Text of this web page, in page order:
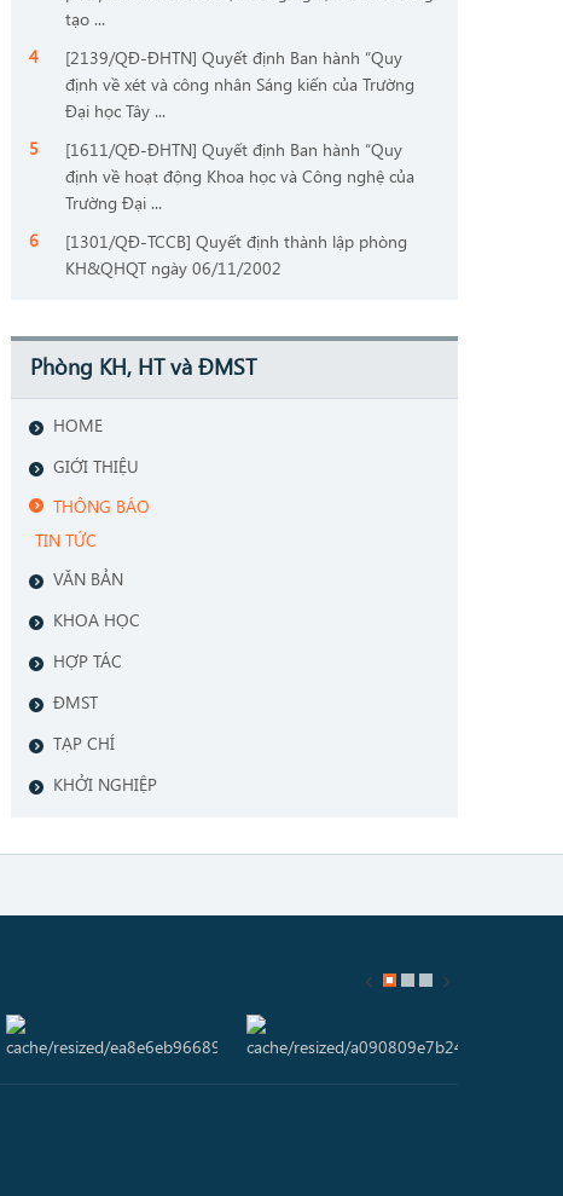
tạo ...
[2139/QĐ-ĐHTN] Quyết định Ban hành “Quy
định về xét và công nhân Sáng kiến của Trường
Đại học Tây ...
[1611/QĐ-ĐHTN] Quyết định Ban hành “Quy
định về hoạt động Khoa học và Công nghệ của
Trường Đại ...
[1301/QĐ-TCCB] Quyết định thành lập phòng
KH&QHQT ngày 06/11/2002
Phòng KH, HT và ĐMST
HOME
GIỚI THIỆU
THÔNG BÁO
TIN TỨC
VĂN BẢN
KHOA HỌC
HỢP TÁC
ĐMST
TẠP CHÍ
KHỞI NGHIỆP